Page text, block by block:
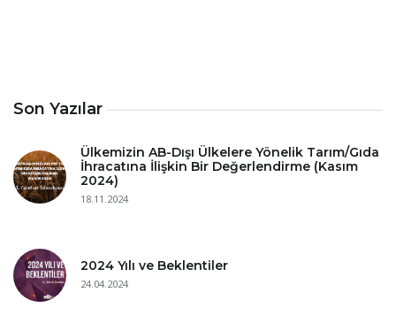
Son Yazılar
Ülkemizin AB-Dışı Ülkelere Yönelik Tarım/Gıda
İhracatına İlişkin Bir Değerlendirme (Kasım
2024)
18.11.2024
2024 Yılı ve Beklentiler
24.04.2024